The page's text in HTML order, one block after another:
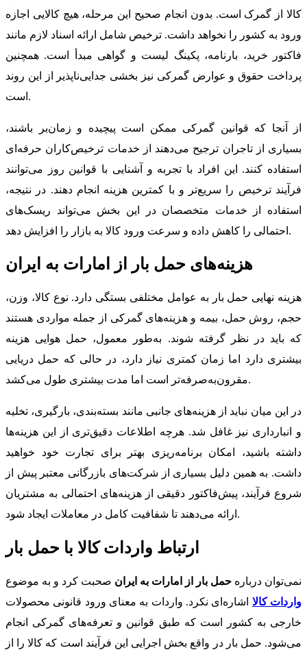
کالا از گمرک است. بدون انجام صحیح این مرحله، هیچ کالایی اجازه
ورود به کشور را نخواهد داشت. ترخیص شامل ارائه اسناد لازم مانند
فاکتور خرید، بارنامه، پکینگ لیست و گواهی مبدأ است. همچنین
پرداخت حقوق و عوارض گمرکی نیز بخشی جدایی‌ناپذیر از این روند
است.
از آنجا که قوانین گمرکی ممکن است پیچیده و زمان‌بر باشند،
بسیاری از تاجران ترجیح می‌دهند از خدمات ترخیص‌کاران حرفه‌ای
استفاده کنند. این افراد با تجربه و آشنایی با قوانین روز می‌توانند
فرآیند ترخیص را سریع‌تر و با کمترین هزینه انجام دهند. در نتیجه،
استفاده از خدمات متخصصان در این بخش می‌تواند ریسک‌های
احتمالی را کاهش داده و سرعت ورود کالا به بازار را افزایش دهد.
هزینه‌های حمل بار از امارات به ایران
هزینه نهایی حمل بار به عوامل مختلفی بستگی دارد. نوع کالا، وزن،
حجم، روش حمل، بیمه و هزینه‌های گمرکی از جمله مواردی هستند
که باید در نظر گرفته شوند. به‌طور معمول، حمل هوایی هزینه
بیشتری دارد اما زمان کمتری نیاز دارد، در حالی که حمل دریایی
مقرون‌به‌صرفه‌تر است اما مدت بیشتری طول می‌کشد.
در این میان نباید از هزینه‌های جانبی مانند بسته‌بندی، بارگیری، تخلیه
و انبارداری نیز غافل شد. هرچه اطلاعات دقیق‌تری از این هزینه‌ها
داشته باشید، امکان برنامه‌ریزی بهتر برای تجارت خود خواهید
داشت. به همین دلیل بسیاری از شرکت‌های بازرگانی معتبر پیش از
شروع فرآیند، پیش‌فاکتور دقیقی از هزینه‌های احتمالی به مشتریان
ارائه می‌دهند تا شفافیت کامل در معاملات ایجاد شود.
ارتباط واردات کالا با حمل بار
نمی‌توان درباره حمل بار از امارات به ایران صحبت کرد و به موضوع
واردات کالا اشاره‌ای نکرد. واردات به معنای ورود قانونی محصولات
خارجی به کشور است که طبق قوانین و تعرفه‌های گمرکی انجام
می‌شود. حمل بار در واقع بخش اجرایی این فرآیند است که کالا را از